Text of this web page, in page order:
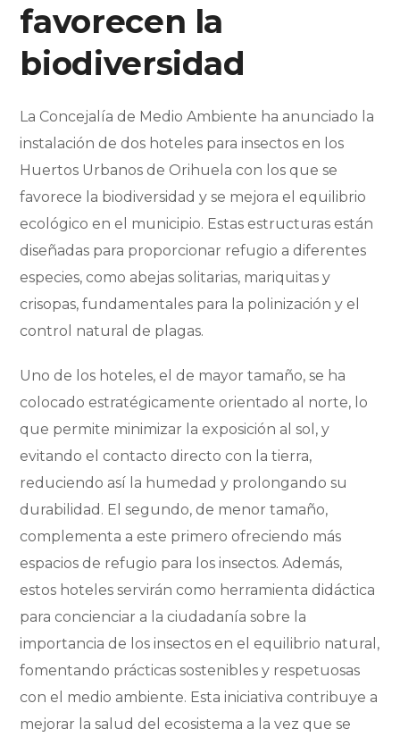
favorecen la
biodiversidad
La Concejalía de Medio Ambiente ha anunciado la
instalación de dos hoteles para insectos en los
Huertos Urbanos de Orihuela con los que se
favorece la biodiversidad y se mejora el equilibrio
ecológico en el municipio. Estas estructuras están
diseñadas para proporcionar refugio a diferentes
especies, como abejas solitarias, mariquitas y
crisopas, fundamentales para la polinización y el
control natural de plagas.
Uno de los hoteles, el de mayor tamaño, se ha
colocado estratégicamente orientado al norte, lo
que permite minimizar la exposición al sol, y
evitando el contacto directo con la tierra,
reduciendo así la humedad y prolongando su
durabilidad. El segundo, de menor tamaño,
complementa a este primero ofreciendo más
espacios de refugio para los insectos. Además,
estos hoteles servirán como herramienta didáctica
para concienciar a la ciudadanía sobre la
importancia de los insectos en el equilibrio natural,
fomentando prácticas sostenibles y respetuosas
con el medio ambiente. Esta iniciativa contribuye a
mejorar la salud del ecosistema a la vez que se